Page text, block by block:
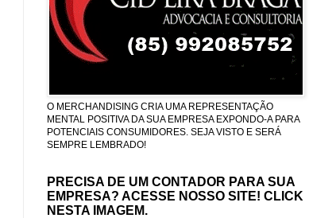
O MERCHANDISING CRIA UMA REPRESENTAÇÃO
MENTAL POSITIVA DA SUA EMPRESA EXPONDO-A PARA
POTENCIAIS CONSUMIDORES. SEJA VISTO E SERÁ
SEMPRE LEMBRADO!
PRECISA DE UM CONTADOR PARA SUA
EMPRESA? ACESSE NOSSO SITE! CLICK
NESTA IMAGEM.